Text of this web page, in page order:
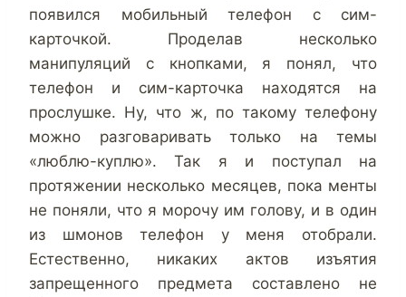
появился мобильный телефон с сим-
карточкой. Проделав несколько
манипуляций с кнопками, я понял, что
телефон и сим-карточка находятся на
прослушке. Ну, что ж, по такому телефону
можно разговаривать только на темы
«люблю-куплю». Так я и поступал на
протяжении несколько месяцев, пока менты
не поняли, что я морочу им голову, и в один
из шмонов телефон у меня отобрали.
Естественно, никаких актов изъятия
запрещенного предмета составлено не